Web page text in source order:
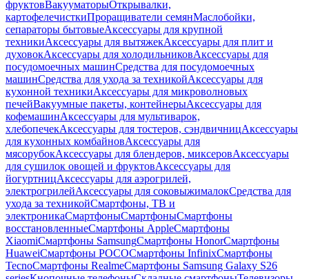
фруктовВакууматорыОткрывалки,
картофелечисткиПроращиватели семянМаслобойки,
сепараторы бытовыеАксессуары для крупной
техникиАксессуары для вытяжекАксессуары для плит и
духовокАксессуары для холодильниковАксессуары для
посудомоечных машинСредства для посудомоечных
машинСредства для ухода за техникойАксессуары для
кухонной техникиАксессуары для микроволновых
печейВакуумные пакеты, контейнерыАксессуары для
кофемашинАксессуары для мультиварок,
хлебопечекАксессуары для тостеров, сэндвичницАксессуары
для кухонных комбайновАксессуары для
мясорубокАксессуары для блендеров, миксеровАксессуары
для сушилок овощей и фруктовАксессуары для
йогуртницАксессуары для аэрогрилей,
электрогрилейАксессуары для соковыжималокСредства для
ухода за техникойСмартфоны, ТВ и
электроникаСмартфоныСмартфоныСмартфоны
восстановленныеСмартфоны AppleСмартфоны
XiaomiСмартфоны SamsungСмартфоны HonorСмартфоны
HuaweiСмартфоны POCOСмартфоны InfinixСмартфоны
TecnoСмартфоны RealmeСмартфоны Samsung Galaxy S26